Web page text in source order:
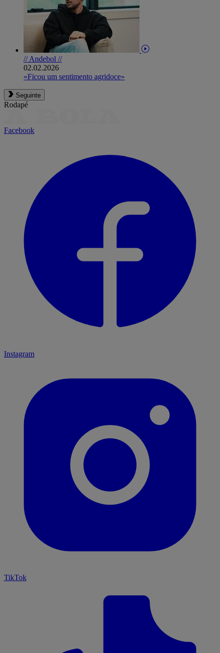
// Andebol //
02.02.2026
«Ficou um sentimento agridoce»
Seguinte
Rodapé
Facebook
Instagram
TikTok